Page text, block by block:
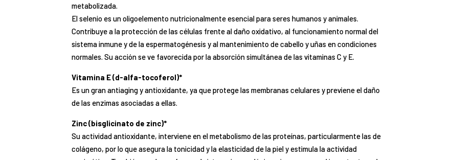
metabolizada.
El selenio es un oligoelemento nutricionalmente esencial para seres humanos y animales.
Contribuye a la protección de las células frente al daño oxidativo, al funcionamiento normal del
sistema inmune y de la espermatogénesis y al mantenimiento de cabello y uñas en condiciones
normales. Su acción se ve favorecida por la absorción simultánea de las vitaminas C y E.
Vitamina E (d-alfa-tocoferol)*
Es un gran antiaging y antioxidante, ya que protege las membranas celulares y previene el daño
de las enzimas asociadas a ellas.
Zinc (bisglicinato de zinc)*
Su actividad antioxidante, interviene en el metabolismo de las proteínas, particularmente las de
colágeno, por lo que asegura la tonicidad y la elasticidad de la piel y estimula la actividad